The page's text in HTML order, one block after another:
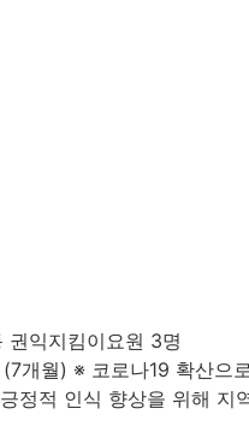
권익지킴이요원 3명
(7개월) ※ 코로나19 확산으
정적 인식 향상을 위해